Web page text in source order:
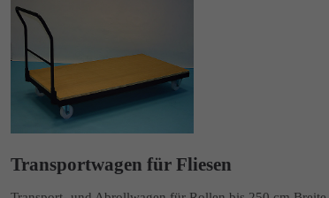
Transportwagen für Fliesen